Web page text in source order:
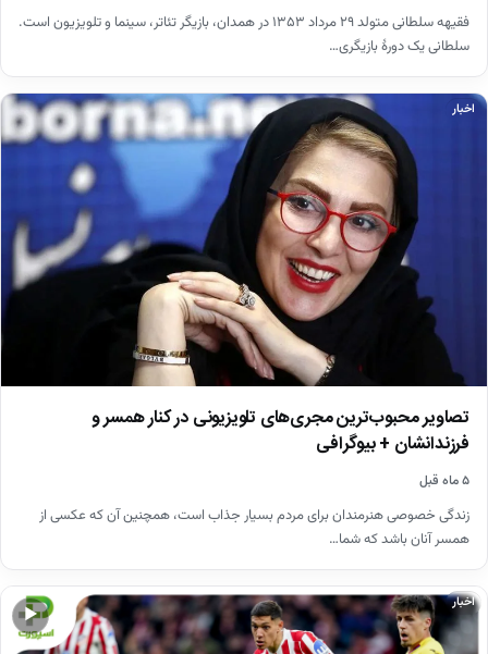
فقیهه سلطانی متولد ۲۹ مرداد ۱۳۵۳ در همدان، بازیگر تئاتر، سینما و تلویزیون است.
سلطانی یک دورهٔ بازیگری…
اخبار
تصاویر محبوب‌ترین مجری‌های تلویزیونی در کنار همسر و
فرزندانشان + بیوگرافی
۵ ماه قبل
زندگی خصوصی هنرمندان برای مردم بسیار جذاب است، همچنین آن که عکسی از
همسر آنان باشد که شما…
▶
اخبار